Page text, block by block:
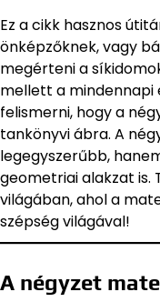
Ez a cikk hasznos
önképzőknek, vagy
megérteni a
mellett a
felismerni, hogy a
tankönyvi ábra. A
legegyszerűbb,
geometriai alakzat is.
világában, ahol a
szépség világával!
A négyzet